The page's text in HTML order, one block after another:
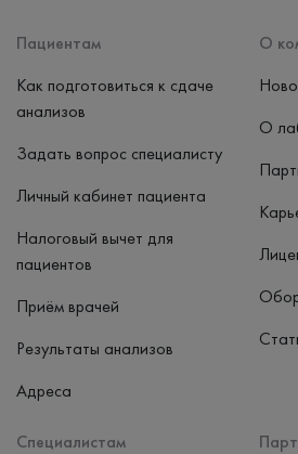
Пациентам
Как подготовиться к сдаче
анализов
Задать вопрос специалисту
Личный кабинет пациента
Налоговый вычет для
пациентов
Приём врачей
Результаты анализов
Адреса
Специалистам
О
О